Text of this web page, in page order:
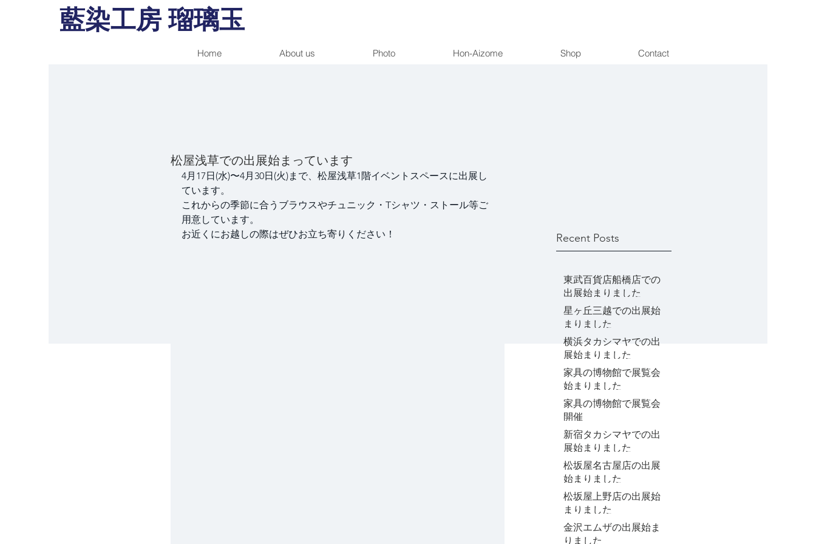
藍染工房 瑠璃玉
Home About us Photo Hon-Aizome Shop Contact
松屋浅草での出展始まっています
4月17日(水)〜4月30日(火)まで、松屋浅草1階イベントスペースに出展し
ています。
これからの季節に合うブラウスやチュニック・Tシャツ・ストール等ご
用意しています。
お近くにお越しの際はぜひお立ち寄りください！
Recent Posts
東武百貨店船橋店での
出展始まりました
星ヶ丘三越での出展始
まりました
横浜タカシマヤでの出
展始まりました
家具の博物館で展覧会
始まりました
家具の博物館で展覧会
開催
新宿タカシマヤでの出
展始まりました
松坂屋名古屋店の出展
始まりました
松坂屋上野店の出展始
まりました
金沢エムザの出展始ま
りました